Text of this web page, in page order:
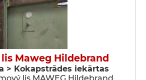
Maweg Hildebrand
> Kokapstrādes iekārtas